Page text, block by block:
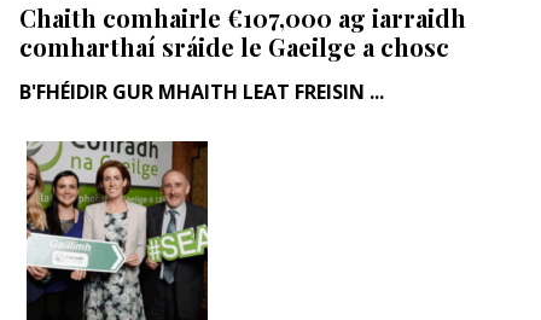
Chaith comhairle €107,000 ag iarraidh
comharthaí sráide le Gaeilge a chosc
B'FHÉIDIR GUR MHAITH LEAT FREISIN ...